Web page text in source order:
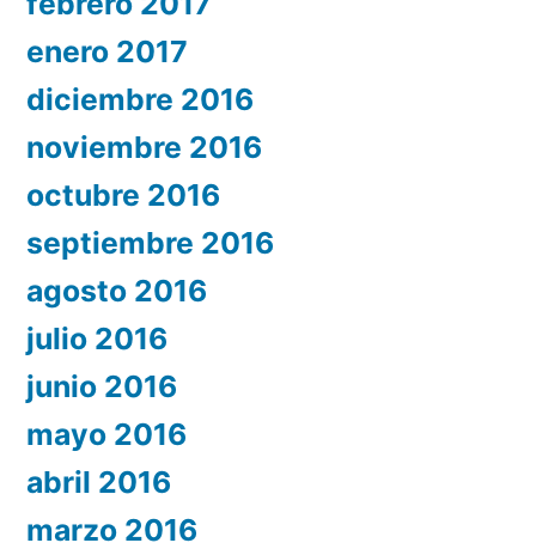
enero 2017
diciembre 2016
noviembre 2016
octubre 2016
septiembre 2016
agosto 2016
julio 2016
junio 2016
mayo 2016
abril 2016
marzo 2016